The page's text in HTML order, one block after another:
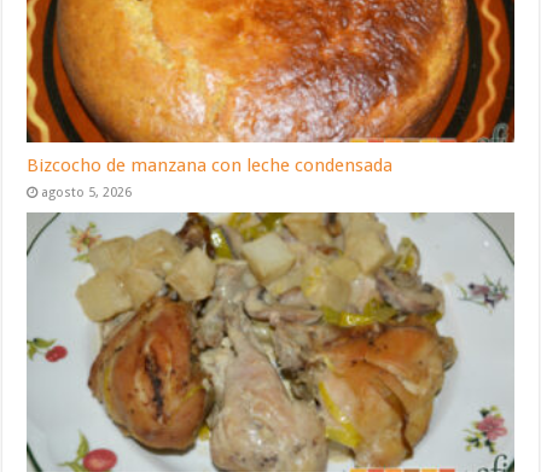
Bizcocho de manzana con leche condensada
agosto 5, 2026